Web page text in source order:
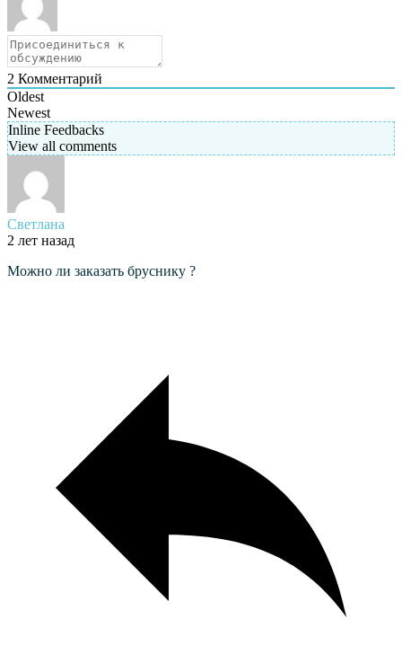
2 Комментарий
Oldest
Newest
Inline Feedbacks
View all comments
Светлана
2 лет назад
Можно ли заказать бруснику ?